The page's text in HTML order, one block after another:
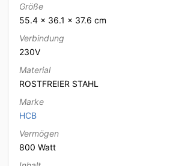
Größe
55.4 × 36.1 × 37.6 cm
Verbindung
230V
Material
ROSTFREIER STAHL
Marke
HCB
Vermögen
800 Watt